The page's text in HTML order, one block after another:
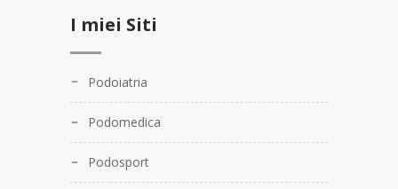
I miei Siti
Podoiatria
Podomedica
Podosport